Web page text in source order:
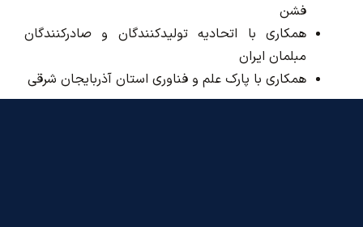
فشن
همکاری با اتحادیه تولیدکنندگان و صادرکنندگان
مبلمان ایران
همکاری با پارک علم و فناوری استان آذربایجان شرقی